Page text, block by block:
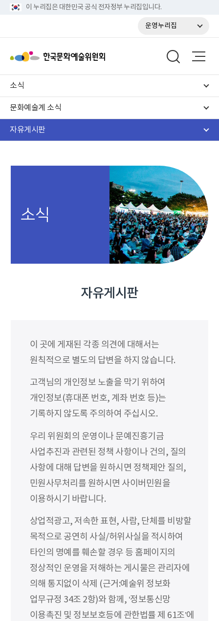
이 누리집은 대한민국 공식 전자정부 누리집입니다.
운영누리집
소식
문화예술계 소식
자유게시판
소식
자유게시판
이 곳에 게재된 각종 의견에 대해서는
원칙적으로 별도의 답변을 하지 않습니다.
고객님의 개인정보 노출을 막기 위하여
개인정보(휴대폰 번호, 계좌 번호 등)는
기록하지 않도록 주의하여 주십시오.
우리 위원회의 운영이나 문예진흥기금
사업추진과 관련된 정책 사항이나 건의, 질의
사항에 대해 답변을 원하시면 정책제안 질의,
민원사무처리를 원하시면 사이버민원을
이용하시기 바랍니다.
상업적광고, 저속한 표현, 사람, 단체를 비방할
목적으로 공연히 사실/허위사실을 적시하여
타인의 명예를 훼손할 경우 등 홈페이지의
정상적인 운영을 저해하는 게시물은 관리자에
의해 통지없이 삭제 (근거:예술위 정보화
업무규정 34조 2항)와 함께, ‘정보통신망
이용촉진 및 정보보호등에 관한법률 제 61조’에